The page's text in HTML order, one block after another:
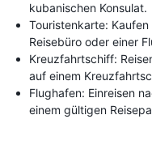
kubanischen Konsulat.
Touristenkarte:
Reisebüro oder einer
Kreuzfahrtschiff:
auf einem
Flughafen: Einreisen
einem gültigen